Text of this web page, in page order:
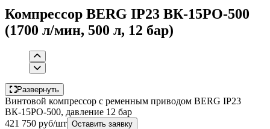
Компрессор BERG IP23 ВК-15РО-500
(1700 л/мин, 500 л, 12 бар)
Развернуть
Винтовой компрессор с ременным приводом BERG IP23
ВК-15РО-500, давление 12 бар
421 750 руб/шт Оставить заявку